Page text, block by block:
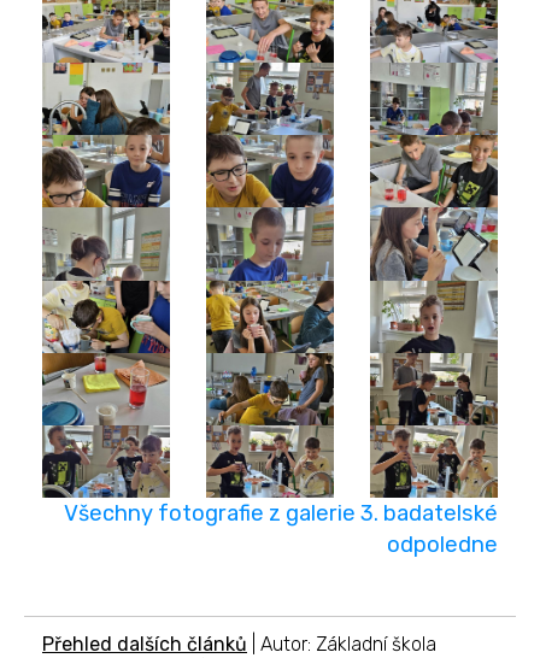
Všechny fotografie z galerie 3. badatelské
odpoledne
Přehled dalších článků | Autor: Základní škola